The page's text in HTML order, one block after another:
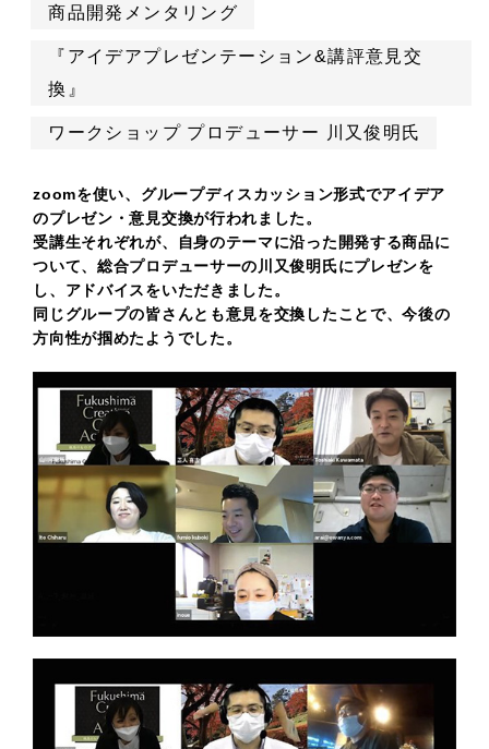
商品開発メンタリング
『アイデアプレゼンテーション&講評意見交
換』
ワークショップ プロデューサー 川又俊明氏
zoomを使い、グループディスカッション形式でアイデア
のプレゼン・意見交換が行われました。
受講生それぞれが、自身のテーマに沿った開発する商品に
ついて、総合プロデューサーの川又俊明氏にプレゼンを
し、アドバイスをいただきました。
同じグループの皆さんとも意見を交換したことで、今後の
方向性が掴めたようでした。